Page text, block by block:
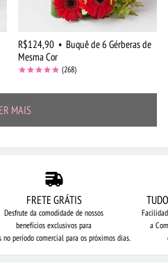
R$124,90 • Buquê de 6 Gérberas de
Mesma Cor
(268)
MAIS
FRETE GRÁTIS
Desfrute da comodidade de nossos
benefícios exclusivos para
no período comercial para os próximos dias.
a